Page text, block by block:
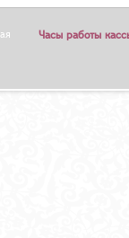
Часы работы